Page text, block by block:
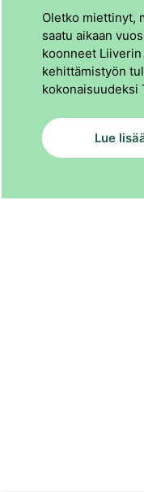
Oletko miettinyt,
saatu aikaan
koonneet
kehittämistyön
kokonaisuudeksi
Lue